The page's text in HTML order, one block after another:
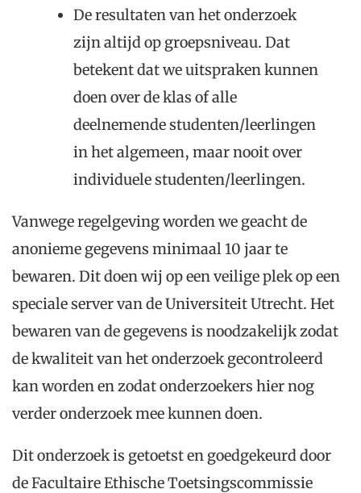
De resultaten van het onderzoek
zijn altijd op groepsniveau. Dat
betekent dat we uitspraken kunnen
doen over de klas of alle
deelnemende studenten/leerlingen
in het algemeen, maar nooit over
individuele studenten/leerlingen.
Vanwege regelgeving worden we geacht de
anonieme gegevens minimaal 10 jaar te
bewaren. Dit doen wij op een veilige plek op een
speciale server van de Universiteit Utrecht. Het
bewaren van de gegevens is noodzakelijk zodat
de kwaliteit van het onderzoek gecontroleerd
kan worden en zodat onderzoekers hier nog
verder onderzoek mee kunnen doen.
Dit onderzoek is getoetst en goedgekeurd door
de Facultaire Ethische Toetsingscommissie